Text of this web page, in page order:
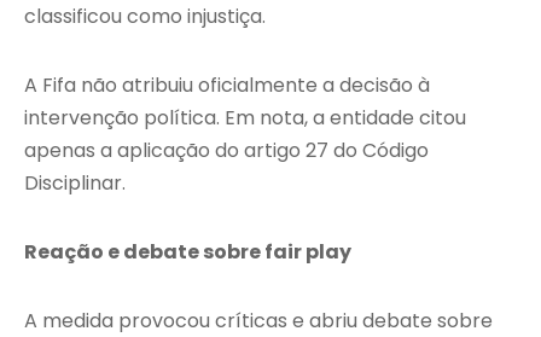
classificou como injustiça.
A Fifa não atribuiu oficialmente a decisão à
intervenção política. Em nota, a entidade citou
apenas a aplicação do artigo 27 do Código
Disciplinar.
Reação e debate sobre fair play
A medida provocou críticas e abriu debate sobre